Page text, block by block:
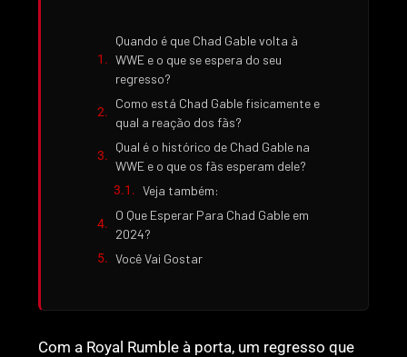
Quando é que Chad Gable volta à
WWE e o que se espera do seu
regresso?
Como está Chad Gable fisicamente e
qual a reação dos fãs?
Qual é o histórico de Chad Gable na
WWE e o que os fãs esperam dele?
Veja também:
O Que Esperar Para Chad Gable em
2024?
Você Vai Gostar
Com a Royal Rumble à porta, um regresso que